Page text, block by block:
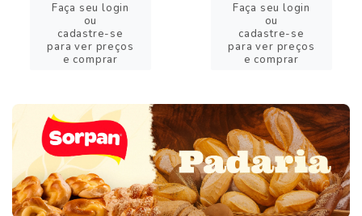
Faça seu login
ou
cadastre-se
para ver preços
e comprar
Faça seu login
ou
cadastre-se
para ver preços
e comprar